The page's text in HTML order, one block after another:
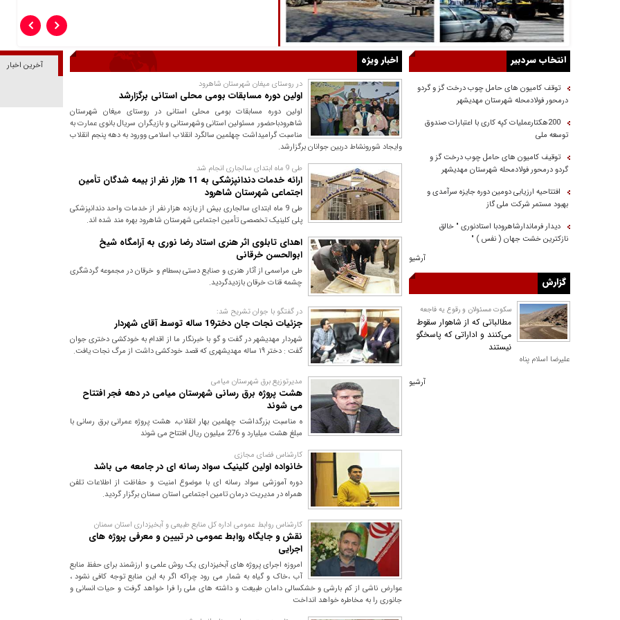
اخبار ویژه
در روستای میغان شهرستان شاهرود
اولین دوره مسابقات بومی محلی استانی برگزارشد
اولین دوره مسابقات بومی محلی استانی در روستای میغان شهرستان
شاهرودباحضور مسئولین استانی وشهرستانی و بازیگران سریال بانوی عمارت به
مناسبت گرامیداشت چهلمین سالگرد انقلاب اسلامی وورود به دهه پنجم انقلاب
وایجاد شورونشاط دربین جوانان برگزارشد.
طی 9 ماه ابتدای سالجاری انجام شد
ارائه خدمات دندانپزشکی به 11 هزار نفر از بیمه شدگان تأمین
اجتماعی شهرستان شاهرود
طی 9 ماه ابتدای سالجاری بیش از یازده هزار نفر از خدمات واحد دندانپزشکی
پلی کلینیک تخصصی تأمین اجتماعی شهرستان شاهرود بهره مند شده اند.
اهدای تابلوی اثر هنری استاد رضا نوری به آرامگاه شیخ
ابوالحسن خرقانی
طی مراسمی از آثار هنری و صنایع دستی بسطام و خرقان در مجموعه گردشگری
چشمه قنات خرقان بازدیدگردید.
در گفتگو با جوان تشريح شد:
جزئیات نجات جان دختر19 ساله توسط آقای شهردار
شهردار مهدیشهر در گفت و گو با خبرنگار ما از اقدام به خودکشی دختری جوان
گفت : دختر ۱۹ ساله مهدیشهری كه قصد خودكشی داشت از مرگ نجات يافت.
مدیرتوزیع برق شهرستان میامی
هشت پروژه برق رسانی شهرستان میامی در دهه فجر افتتاح
می شوند
ه مناسبت بزرگداشت چهلمین بهار انقلاب، هشت پروژه عمرانی برق رسانی با
مبلغ هشت میلیارد و 276 میلیون ریال افتتاح می شوند
کارشناس فضای مجازی
خانواده اولین کلینیک سواد رسانه ای در جامعه می باشد
دوره آموزشی سواد رسانه ای با موضوع امنیت و حفاظت از اطلاعات تلفن
همراه در مدیریت درمان تامین اجتماعی استان سمنان برگزار گردید.
کارشناس روابط عمومی اداره کل منابع طبیعی و آبخیزداری استان سمنان
نقش و جایگاه روابط عمومی در تبیین و معرفی پروژه های
اجرایی
امروزه اجرای پروژه های آبخیزداری یک روش علمی و ارزشمند برای حفظ منابع
آب ،خاک و گیاه به شمار می رود چراکه اگر به این منابع توجه کافی نشود ،
عوارض ناشی از کم بارشی و خشکسالی دامان طبیعت و داشته های ملی را فرا خواهد گرفت و حیات انسانی و
جانوری را به مخاطره خواهد انداخت
انتخاب سردبیر
توقف کامیون های حامل چوب درخت گز و گردو
درمحور فولادمحله شهرستان مهدیشهر
200هکتارعملیات کپه کاری با اعتبارات صندوق
توسعه ملی
توقیف کامیون های حامل چوب درخت گز و
گردو درمحور فولادمحله شهرستان مهدیشهر
افتتاحیه ارزیابی دومین دوره جایزه سرآمدی و
بهبود مستمر شرکت ملی گاز
دیدار فرماندارشاهرودبا استادنوری " خالق
نازکترین خشت جهان ( نفس ) "
آرشیو
گزارش
سکوت مسئولان و رقوع يه فاجعه
مطالباتی که از شاهوار سقوط
می‌کنند و اداراتی که پاسخگو
نیستند
علیرضا اسلام پناه
آرشیو
آخرین اخبار